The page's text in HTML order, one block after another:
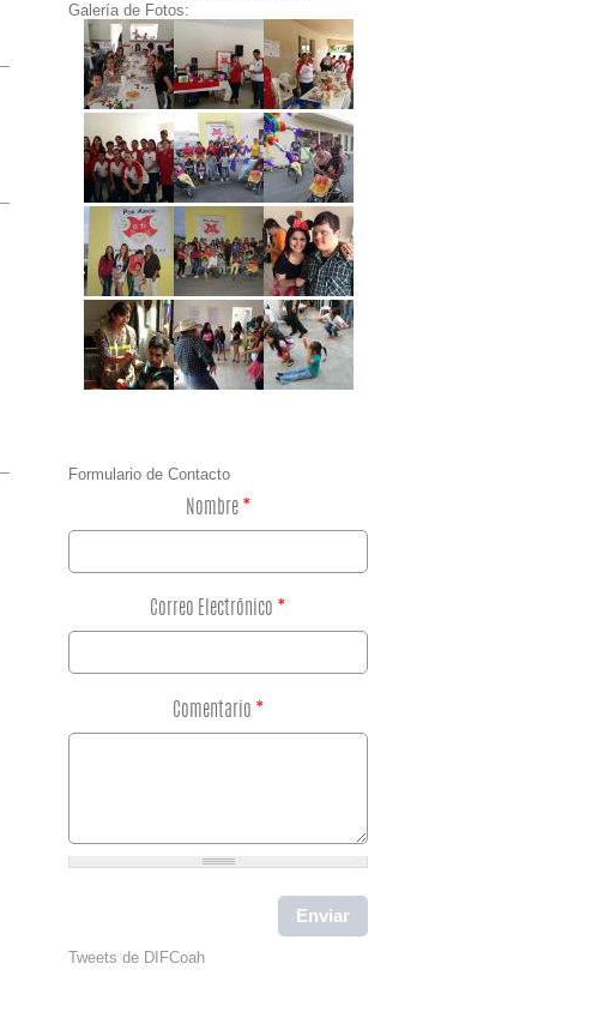
Galería de Fotos:
Formulario de Contacto
Nombre *
Correo Electrónico *
Comentario *
Tweets de DIFCoah